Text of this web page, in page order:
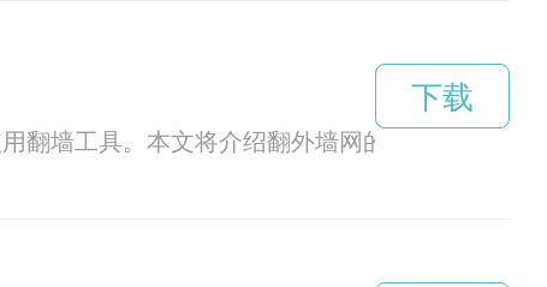
翻墙工具。本文将介绍翻外墙网的操作方法。
下载